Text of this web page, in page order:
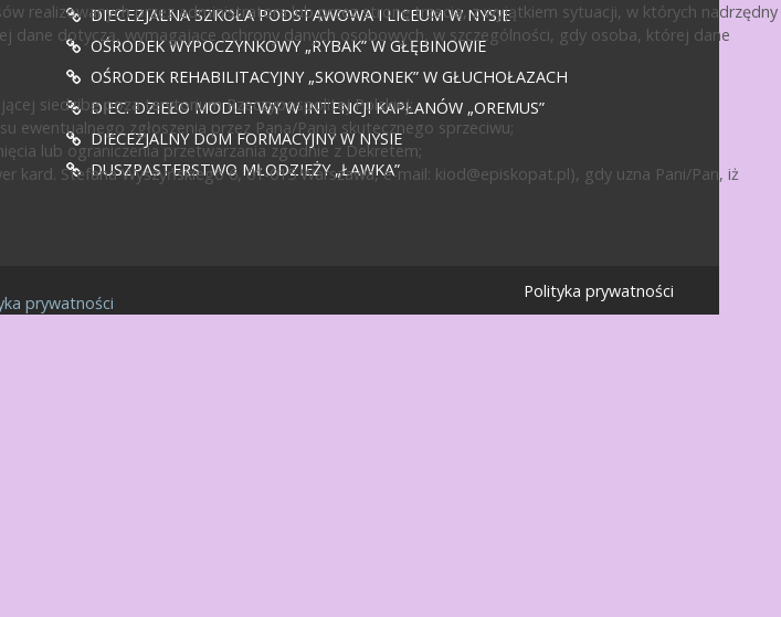
DIECEZJALNA SZKOŁA PODSTAWOWA I LICEUM W NYSIE
OŚRODEK WYPOCZYNKOWY „RYBAK” W GŁĘBINOWIE
OŚRODEK REHABILITACYJNY „SKOWRONEK” W GŁUCHOŁAZACH
DIEC. DZIEŁO MODLITWY W INTENCJI KAPŁANÓW „OREMUS”
DIECEZJALNY DOM FORMACYJNY W NYSIE
DUSZPASTERSTWO MŁODZIEŻY „ŁAWKA”
Polityka prywatności
realizowanych przez administratora lub przez stronę trzecią, z wyjątkiem sytuacji, w których nadrzędny
dotyczą, wymagające ochrony danych osobowych, w szczególności, gdy osoba, której dane
siedzibę poza terytorium Rzeczypospolitej Polskiej;
ewentualnego zgłoszenia przez Pana/Panią skutecznego sprzeciwu;
lub ograniczenia przetwarzania zgodnie z Dekretem;
kard. Stefana Wyszyńskiego 6, 01-015 Warszawa, e-mail: kiod@episkopat.pl), gdy uzna Pani/Pan, iż
prywatności